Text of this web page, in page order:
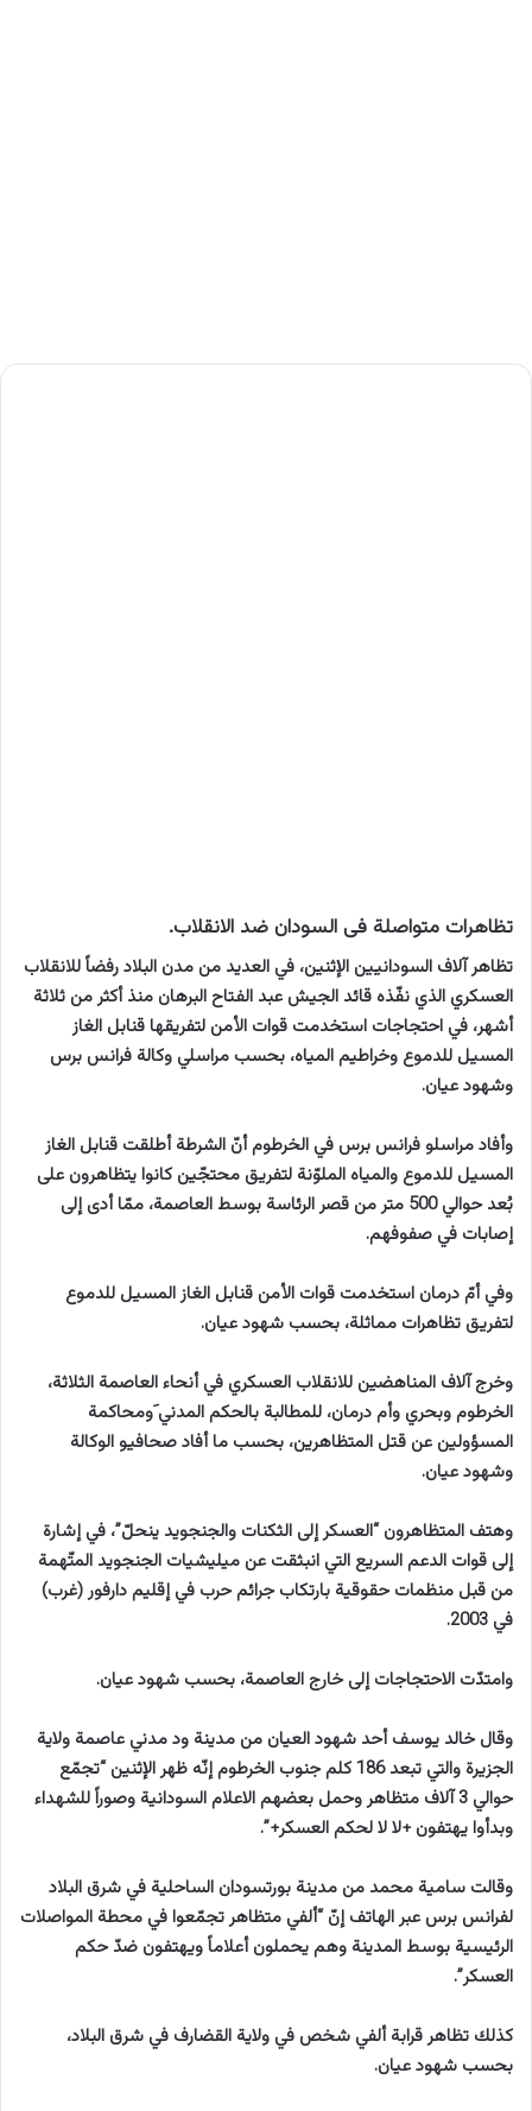
تظاهرات متواصلة فى السودان ضد الانقلاب.
تظاهر آلاف السودانيين الإثنين، في العديد من مدن البلاد رفضاً للانقلاب
العسكري الذي نفّذه قائد الجيش عبد الفتاح البرهان منذ أكثر من ثلاثة
أشهر، في احتجاجات استخدمت قوات الأمن لتفريقها قنابل الغاز
المسيل للدموع وخراطيم المياه، بحسب مراسلي وكالة فرانس برس
وشهود عيان.
وأفاد مراسلو فرانس برس في الخرطوم أنّ الشرطة أطلقت قنابل الغاز
المسيل للدموع والمياه الملوّنة لتفريق محتجّين كانوا يتظاهرون على
بُعد حوالي 500 متر من قصر الرئاسة بوسط العاصمة، ممّا أدى إلى
إصابات في صفوفهم.
وفي أمّ درمان استخدمت قوات الأمن قنابل الغاز المسيل للدموع
لتفريق تظاهرات مماثلة، بحسب شهود عيان.
وخرج آلاف المناهضين للانقلاب العسكري في أنحاء العاصمة الثلاثة،
الخرطوم وبحري وأم درمان، للمطالبة بالحكم المدني َومحاكمة
المسؤولين عن قتل المتظاهرين، بحسب ما أفاد صحافيو الوكالة
وشهود عيان.
وهتف المتظاهرون “العسكر إلى الثكنات والجنجويد ينحلّ”، في إشارة
إلى قوات الدعم السريع التي انبثقت عن ميليشيات الجنجويد المتّهمة
من قبل منظمات حقوقية بارتكاب جرائم حرب في إقليم دارفور (غرب)
في 2003.
وامتدّت الاحتجاجات إلى خارج العاصمة، بحسب شهود عيان.
وقال خالد يوسف أحد شهود العيان من مدينة ود مدني عاصمة ولاية
الجزيرة والتي تبعد 186 كلم جنوب الخرطوم إنّه ظهر الإثنين “تجمّع
حوالي 3 آلاف متظاهر وحمل بعضهم الاعلام السودانية وصوراً للشهداء
وبدأوا يهتفون +لا لا لحكم العسكر+”.
وقالت سامية محمد من مدينة بورتسودان الساحلية في شرق البلاد
لفرانس برس عبر الهاتف إنّ “ألفي متظاهر تجمّعوا في محطة المواصلات
الرئيسية بوسط المدينة وهم يحملون أعلاماً ويهتفون ضدّ حكم
العسكر”.
كذلك تظاهر قرابة ألفي شخص في ولاية القضارف في شرق البلاد،
بحسب شهود عيان.